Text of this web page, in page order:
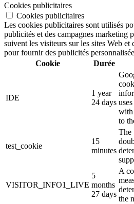
Cookies publicitaires
Cookies publicitaires
Les cookies publicitaires sont utilisés
publicités et des campagnes marketing
suivent les visiteurs sur les sites Web
pour fournir des publicités
Cookie
Durée
IDE
1 year
24 days
with
to
test_cookie
15
minutes
The
VISITOR_INFO1_LIVE
5
months
27 days
A
the